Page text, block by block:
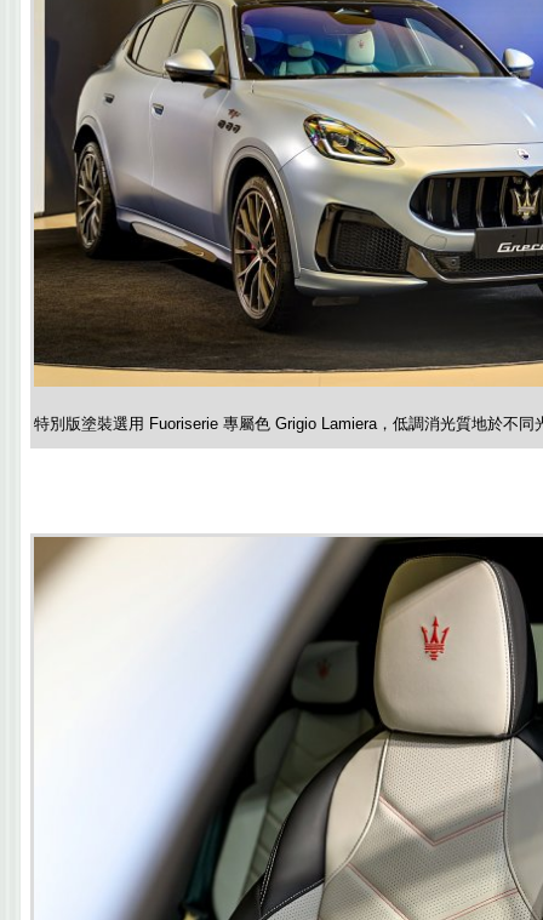
特別版塗裝選用 Fuoriserie 專屬色 Grigio Lamiera，低調消光質地於不同